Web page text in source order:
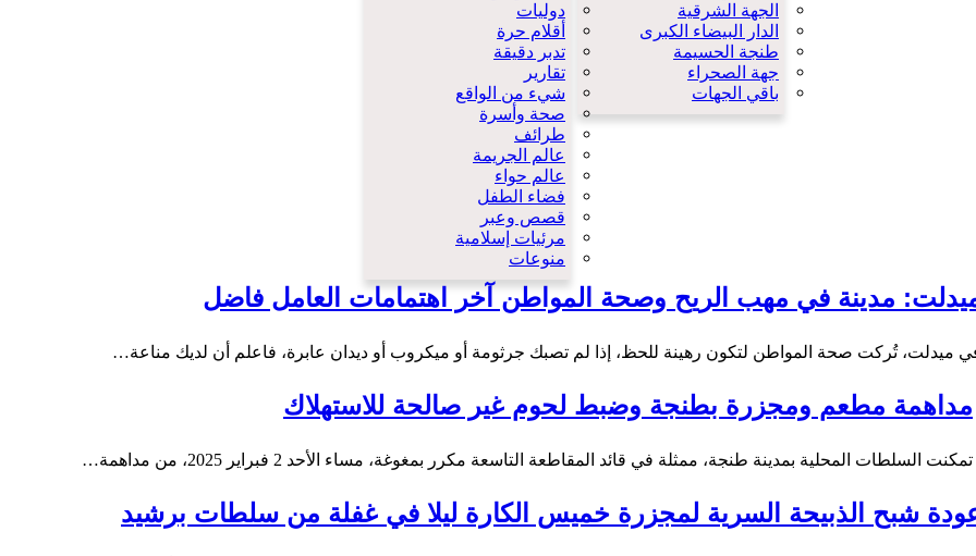
الجهة الشرقية
الدار البيضاء الكبرى
طنجة الحسيمة
جهة الصحراء
باقي الجهات
دوليات
أقلام حرة
تدبر دقيقة
تقارير
شيء من الواقع
صحة وأسرة
طرائف
عالم الجريمة
عالم حواء
فضاء الطفل
قصص وعبر
مرئيات إسلامية
منوعات
مدينة في مهب الريح وصحة المواطن آخر اهتمامات العامل فاضل
ميدلت، تُركت صحة المواطن لتكون رهينة للحظ، إذا لم تصبك جرثومة أو ميكروب أو ديدان عابرة، فاعلم أن لديك مناعة…
مداهمة مطعم ومجزرة بطنجة وضبط لحوم غير صالحة للاستهلاك
تمكنت السلطات المحلية بمدينة طنجة، ممثلة في قائد المقاطعة التاسعة مكرر بمغوغة، مساء الأحد 2 فبراير 2025، من مداهمة…
شبح الذبيحة السرية لمجزرة خميس الكارة ليلا في غفلة من سلطات برشيد